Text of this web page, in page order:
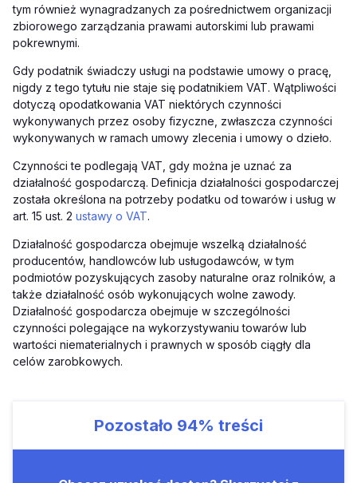
tym również wynagradzanych za pośrednictwem organizacji
zbiorowego zarządzania prawami autorskimi lub prawami
pokrewnymi.
Gdy podatnik świadczy usługi na podstawie umowy o pracę,
nigdy z tego tytułu nie staje się podatnikiem VAT. Wątpliwości
dotyczą opodatkowania VAT niektórych czynności
wykonywanych przez osoby fizyczne, zwłaszcza czynności
wykonywanych w ramach umowy zlecenia i umowy o dzieło.
Czynności te podlegają VAT, gdy można je uznać za
działalność gospodarczą. Definicja działalności gospodarczej
została określona na potrzeby podatku od towarów i usług w
art. 15 ust. 2 ustawy o VAT.
Działalność gospodarcza obejmuje wszelką działalność
producentów, handlowców lub usługodawców, w tym
podmiotów pozyskujących zasoby naturalne oraz rolników, a
także działalność osób wykonujących wolne zawody.
Działalność gospodarcza obejmuje w szczególności
czynności polegające na wykorzystywaniu towarów lub
wartości niematerialnych i prawnych w sposób ciągły dla
celów zarobkowych.
Pozostało 94% treści